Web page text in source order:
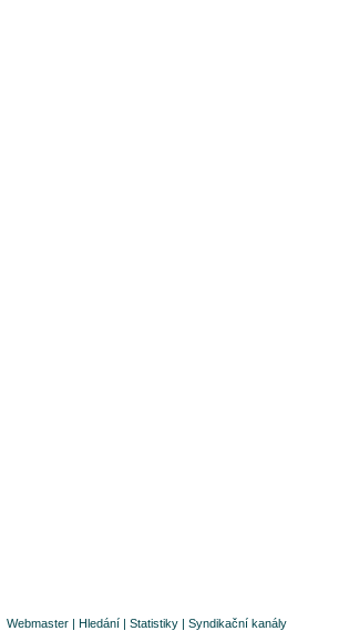
Webmaster | Hledání | Statistiky | Syndikační kanály